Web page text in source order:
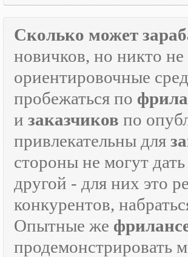
Сколько может
новичков, но никто
ориентировочные
пробежаться по
и заказчиков по
привлекательны для
стороны не могут
другой - для них это
конкурентов,
Опытные же
продемонстрировать